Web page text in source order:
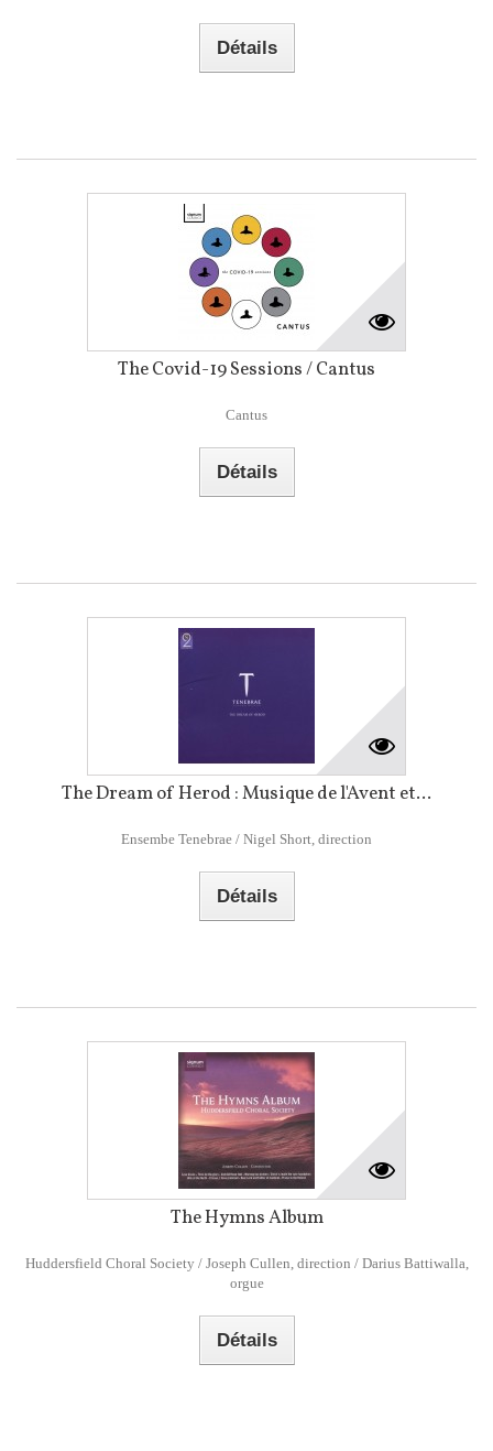
Détails
The Covid-19 Sessions / Cantus
Cantus
Détails
The Dream of Herod : Musique de l'Avent et...
Ensembe Tenebrae / Nigel Short, direction
Détails
The Hymns Album
Huddersfield Choral Society / Joseph Cullen, direction / Darius Battiwalla,
orgue
Détails